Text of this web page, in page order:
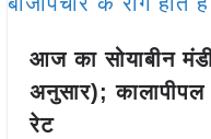
आज का सोयाबीन
अनुसार);
रेट